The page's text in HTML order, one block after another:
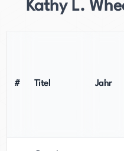
Kathy L.
# Titel Jahr